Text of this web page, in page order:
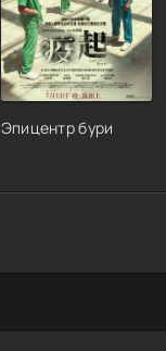
Эпицентр бури